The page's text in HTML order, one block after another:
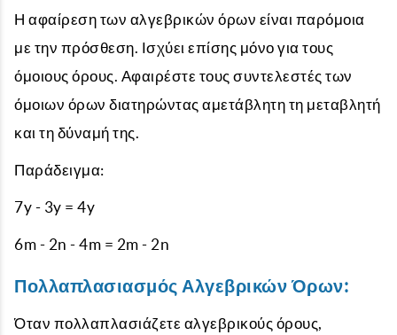
Η αφαίρεση των αλγεβρικών όρων είναι παρόμοια
με την πρόσθεση. Ισχύει επίσης μόνο για τους
όμοιους όρους. Αφαιρέστε τους συντελεστές των
όμοιων όρων διατηρώντας αμετάβλητη τη μεταβλητή
και τη δύναμή της.
Παράδειγμα:
7y - 3y = 4y
6m - 2n - 4m = 2m - 2n
Πολλαπλασιασμός Αλγεβρικών Όρων:
Όταν πολλαπλασιάζετε αλγεβρικούς όρους,